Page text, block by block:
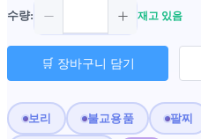
보리 불교용품 팔찌
수량: 재고 있음
🛒 장바구니 담기